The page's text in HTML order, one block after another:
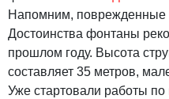
Напомним,
Достоинства фонтаны
прошлом году. Высота
составляет 35 метров,
Уже стартовали работы по